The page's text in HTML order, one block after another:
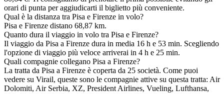
orari di punta per aggiudicarti il biglietto più conveniente.
Qual è la distanza tra Pisa e Firenze in volo?
Pisa e Firenze distano 68,87 km.
Quanto dura il viaggio in volo tra Pisa e Firenze?
Il viaggio da Pisa a Firenze dura in media 16 h e 53 min. Scegliendo
l'opzione di viaggio più veloce arriverai in 4 h e 25 min.
Quali compagnie collegano Pisa a Firenze?
La tratta da Pisa a Firenze è coperta da 25 società. Come puoi
vedere su Virail, queste sono le compagnie attive su questa tratta: Air
Dolomiti, Air Serbia, XZ, President Airlines, Vueling, Lufthansa,